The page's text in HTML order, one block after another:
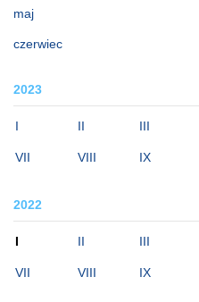
maj
czerwiec
2023
I II III
VII VIII IX
2022
I II III
VII VIII IX